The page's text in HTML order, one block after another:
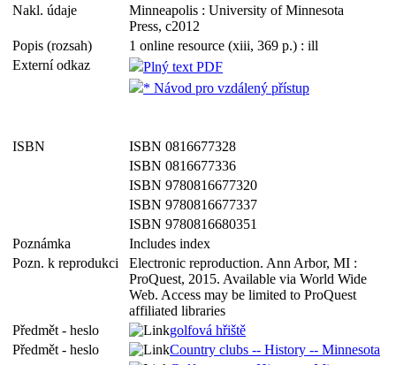
Nakl. údaje
Minneapolis : University of Minnesota
Press, c2012
Popis (rozsah)
1 online resource (xiii, 369 p.) : ill
Externí odkaz
Plný text PDF
* Návod pro vzdálený přístup
ISBN
ISBN 0816677328
ISBN 0816677336
ISBN 9780816677320
ISBN 9780816677337
ISBN 9780816680351
Poznámka
Includes index
Pozn. k reprodukci
Electronic reproduction. Ann Arbor, MI :
ProQuest, 2015. Available via World Wide
Web. Access may be limited to ProQuest
affiliated libraries
Předmět - heslo
golfová hřiště
Předmět - heslo
Country clubs -- History -- Minnesota